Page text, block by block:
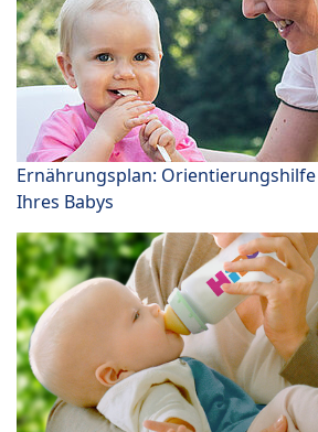
Ernährungsplan:
Ihres Babys